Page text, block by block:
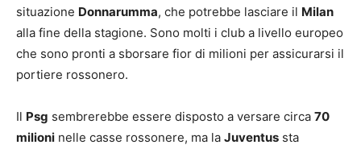
situazione Donnarumma, che potrebbe lasciare il Milan
alla fine della stagione. Sono molti i club a livello europeo
che sono pronti a sborsare fior di milioni per assicurarsi il
portiere rossonero.
Il Psg sembrerebbe essere disposto a versare circa 70
milioni nelle casse rossonere, ma la Juventus sta